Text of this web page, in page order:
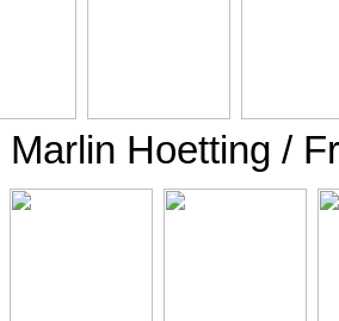
Marlin Hoetting /